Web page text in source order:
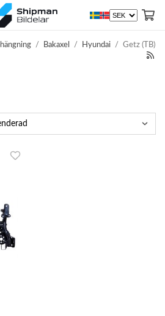
/ Bakaxel / Hyundai / Getz (TB)